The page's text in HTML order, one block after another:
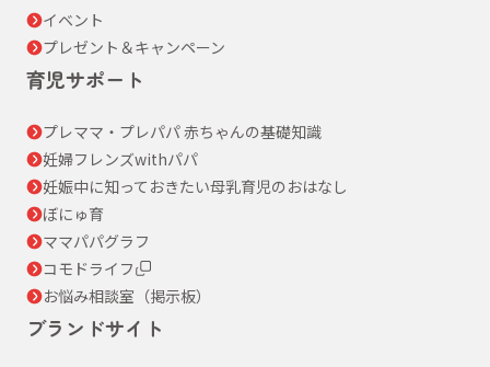
イベント
プレゼント＆キャンペーン
育児サポート
プレママ・プレパパ 赤ちゃんの基礎知識
妊婦フレンズwithパパ
妊娠中に知っておきたい母乳育児のおはなし
ぼにゅ育
ママパパグラフ
コモドライフ
お悩み相談室（掲示板）
ブランドサイト